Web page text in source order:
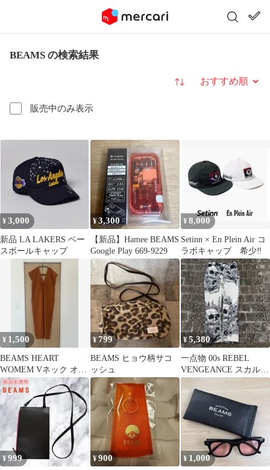
BEAMS の検索結果
販売中のみ表示
並び替え
¥3,000
新品 LA LAKERS ベー
スボールキャップ
¥3,300
【新品】Hamee BEAMS
Google Play 669-9229
¥8,000
Setinn × En Plein Air コ
ラボキャップ 希少‼️
¥ 1,500
BEAMS HEART
WOMEM Vネック オー
ルインワン
¥799
BEAMS ヒョウ柄サコ
ッシュ
¥5,380
一点物 00s REBEL
VENGEANCE スカル総
柄パンツ
¥999 ¥900 ¥ 1,000